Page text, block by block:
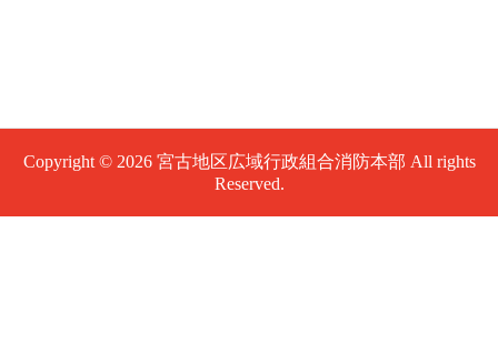
Copyright © 2026 宮古地区広域行政組合消防本部 All rights
Reserved.